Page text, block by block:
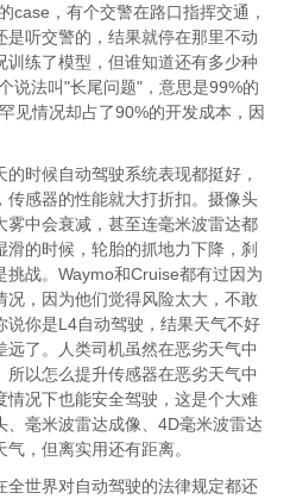
case，有个交警在路口指挥交通，
听交警的，结果就停在那里不动
练了模型，但谁知道还有多少种
说法叫"长尾问题"，意思是99%的
见情况却占了90%的开发成本，因
时候自动驾驶系统表现都挺好，
感器的性能就大打折扣。摄像头
中会衰减，甚至连毫米波雷达都
的时候，轮胎的抓地力下降，刹
战。Waymo和Cruise都有过因为
，因为他们觉得风险太大，不敢
说你是L4自动驾驶，结果天气不好
了。人类司机虽然在恶劣天气中
以怎么提升传感器在恶劣天气中
情况下也能安全驾驶，这是个大难
毫米波雷达成像、4D毫米波雷达
，但离实用还有距离。
世界对自动驾驶的法律规定都还